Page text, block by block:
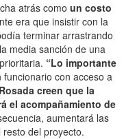
atrás como un costo
era que insistir con la
terminar arrastrando
media sanción de una
“Lo importante
funcionario con acceso a
creen que la
el acompañamiento de
aumentará las
del proyecto.